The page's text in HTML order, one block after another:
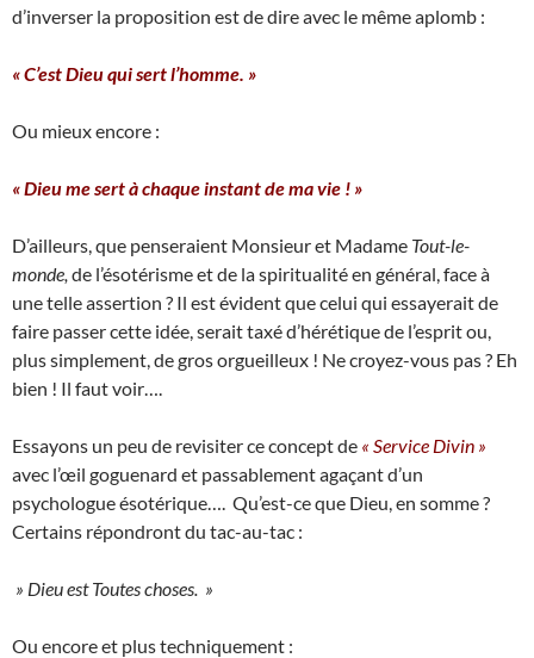
d’inverser la proposition est de dire avec le même aplomb :
« C’est Dieu qui sert l’homme. »
Ou mieux encore :
« Dieu me sert à chaque instant de ma vie ! »
D’ailleurs, que penseraient Monsieur et Madame Tout-le-
monde, de l’ésotérisme et de la spiritualité en général, face à
une telle assertion ? Il est évident que celui qui essayerait de
faire passer cette idée, serait taxé d’hérétique de l’esprit ou,
plus simplement, de gros orgueilleux ! Ne croyez-vous pas ? Eh
bien ! Il faut voir….
Essayons un peu de revisiter ce concept de « Service Divin »
avec l’œil goguenard et passablement agaçant d’un
psychologue ésotérique…. Qu’est-ce que Dieu, en somme ?
Certains répondront du tac-au-tac :
» Dieu est Toutes choses. »
Ou encore et plus techniquement :